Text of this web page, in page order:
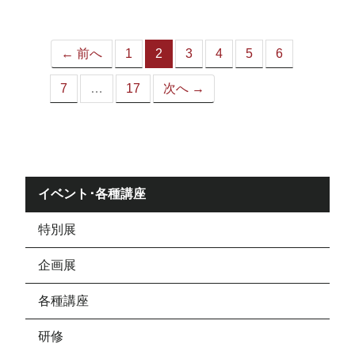
← 前へ 1 2
（こ
の
ペ
3 4 5 6
7 … 17 次へ →
イベント･各種講座
特別展
企画展
各種講座
研修